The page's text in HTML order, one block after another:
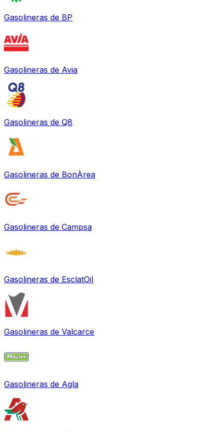
Gasolineras de BP
Gasolineras de Avia
Gasolineras de Q8
Gasolineras de BonÀrea
Gasolineras de Campsa
Gasolineras de EsclatOil
Gasolineras de Valcarce
Gasolineras de Agla